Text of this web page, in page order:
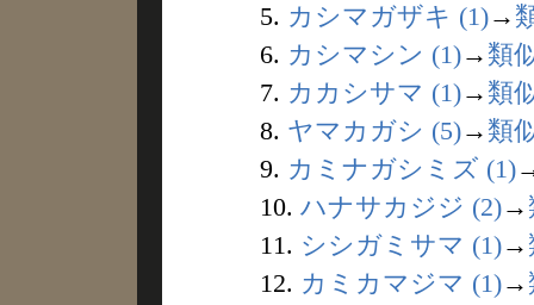
5. カシマガザキ (1)→
6. カシマシン (1)→ 類
7. カカシサマ (1)→ 類
8. ヤマカガシ (5)→ 類
9. カミナガシミズ (1)
10. ハナサカジジ (2)→
11. シシガミサマ (1)→
12. カミカマジマ (1)→